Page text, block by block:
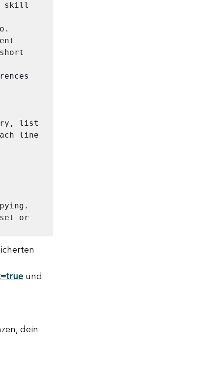
skill
list
line
or
und
dein